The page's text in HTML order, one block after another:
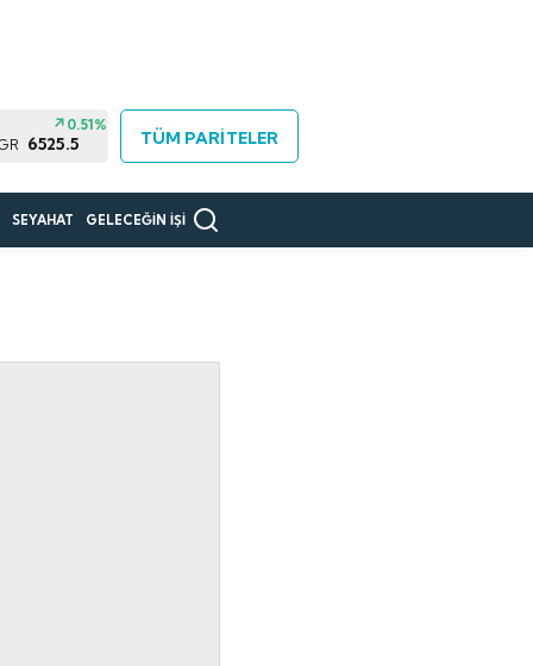
6525.5
0.51%
TÜM PARİTELER
SEYAHAT GELECEĞİN İŞİ